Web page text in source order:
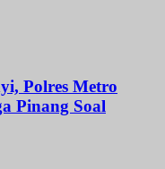
Polres Metro
Pinang Soal